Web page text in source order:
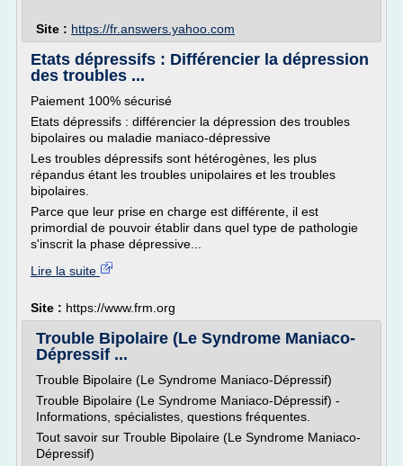
Site : https://fr.answers.yahoo.com
Etats dépressifs : Différencier la dépression
des troubles ...
Paiement 100% sécurisé
Etats dépressifs : différencier la dépression des troubles
bipolaires ou maladie maniaco-dépressive
Les troubles dépressifs sont hétérogènes, les plus
répandus étant les troubles unipolaires et les troubles
bipolaires.
Parce que leur prise en charge est différente, il est
primordial de pouvoir établir dans quel type de pathologie
s'inscrit la phase dépressive...
Lire la suite
Site : https://www.frm.org
Trouble Bipolaire (Le Syndrome Maniaco-
Dépressif ...
Trouble Bipolaire (Le Syndrome Maniaco-Dépressif)
Trouble Bipolaire (Le Syndrome Maniaco-Dépressif) -
Informations, spécialistes, questions fréquentes.
Tout savoir sur Trouble Bipolaire (Le Syndrome Maniaco-
Dépressif)